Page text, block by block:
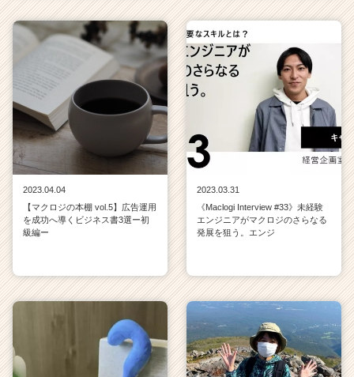
2023.04.04
【マクロジの本棚 vol.5】広告運用
を成功へ導くビジネス書3選ー初
級編ー
2023.03.31
《Maclogi Interview #33》未経験
エンジニアがマクロジのさらなる
発展を狙う。エンジ